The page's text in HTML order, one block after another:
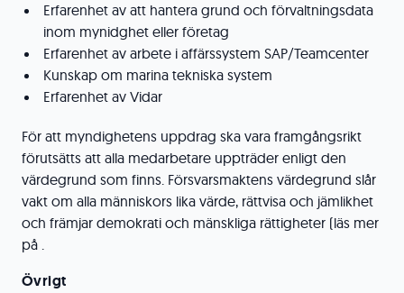
Erfarenhet av att hantera grund och förvaltningsdata
inom mynidghet eller företag
Erfarenhet av arbete i affärssystem SAP/Teamcenter
Kunskap om marina tekniska system
Erfarenhet av Vidar
För att myndighetens uppdrag ska vara framgångsrikt
förutsätts att alla medarbetare uppträder enligt den
värdegrund som finns. Försvarsmaktens värdegrund slår
vakt om alla människors lika värde, rättvisa och jämlikhet
och främjar demokrati och mänskliga rättigheter (läs mer
på .
Övrigt